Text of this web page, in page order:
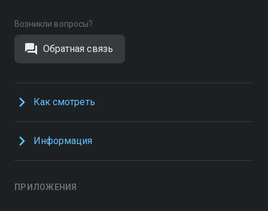
Возникли вопросы?
Обратная связь
Как смотреть
Информация
ПРИЛОЖЕНИЯ